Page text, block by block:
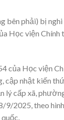
bên phải) bị
Học viện Chính
của Học viện
cập nhật kiến
lý cấp xã,
9/2025, theo